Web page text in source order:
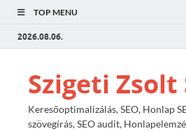
TOP MENU
2026.08.06.
Szigeti Zsolt
Keresőoptimalizálás, SEO, Honlap
szövegírás, SEO audit,